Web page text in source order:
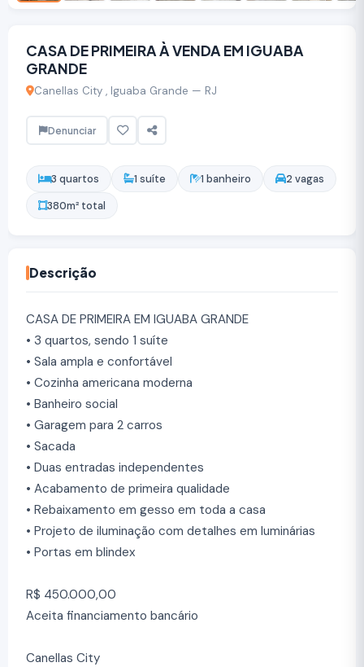
CASA DE PRIMEIRA À VENDA EM IGUABA
GRANDE
Canellas City , Iguaba Grande — RJ
Denunciar
3 quartos 1 suíte 1 banheiro
2 vagas
380m² total
Descrição
CASA DE PRIMEIRA EM IGUABA GRANDE
• 3 quartos, sendo 1 suíte
• Sala ampla e confortável
• Cozinha americana moderna
• Banheiro social
• Garagem para 2 carros
• Sacada
• Duas entradas independentes
• Acabamento de primeira qualidade
• Rebaixamento em gesso em toda a casa
• Projeto de iluminação com detalhes em luminárias
• Portas em blindex
R$ 450.000,00
Aceita financiamento bancário
Canellas City